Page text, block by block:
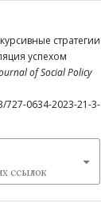
стратегии
успехом
of Social Policy
0634-2023-21-3-
ссылок